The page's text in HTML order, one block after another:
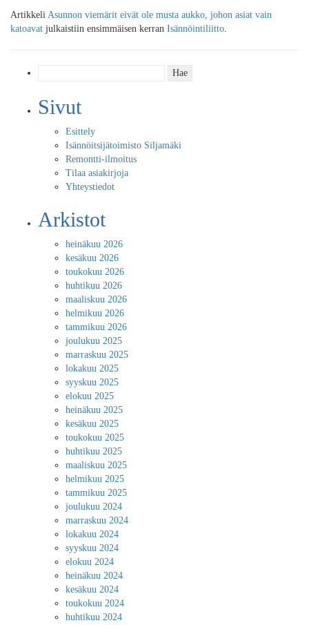
Artikkeli Asunnon viemärit eivät ole musta aukko, johon asiat vain
katoavat julkaistiin ensimmäisen kerran Isännöintiliitto.
Sivut
Esittely
Isännöitsijätoimisto Siljamäki
Remontti-ilmoitus
Tilaa asiakirjoja
Yhteystiedot
Arkistot
heinäkuu 2026
kesäkuu 2026
toukokuu 2026
huhtikuu 2026
maaliskuu 2026
helmikuu 2026
tammikuu 2026
joulukuu 2025
marraskuu 2025
lokakuu 2025
syyskuu 2025
elokuu 2025
heinäkuu 2025
kesäkuu 2025
toukokuu 2025
huhtikuu 2025
maaliskuu 2025
helmikuu 2025
tammikuu 2025
joulukuu 2024
marraskuu 2024
lokakuu 2024
syyskuu 2024
elokuu 2024
heinäkuu 2024
kesäkuu 2024
toukokuu 2024
huhtikuu 2024